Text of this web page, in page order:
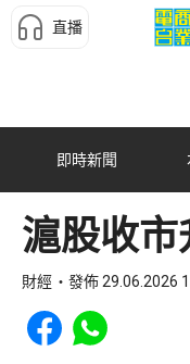
直播
即時新聞
滬股收市
財經 發佈 29.06.2026
Share to Facebook
Share to